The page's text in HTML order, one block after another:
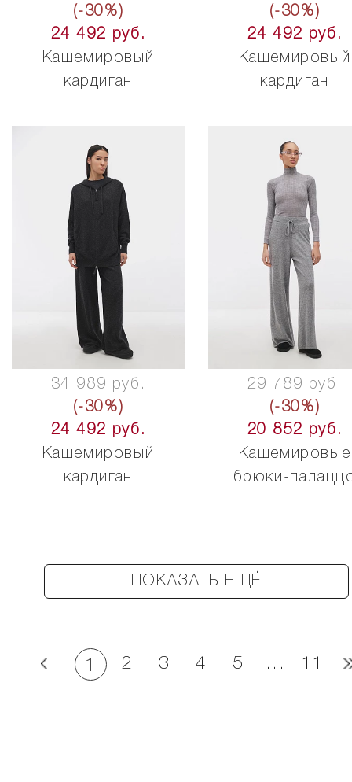
(-30%)
24 492 руб.
Кашемировый
кардиган
(-30%)
24 492 руб.
Кашемировый
кардиган
34 989 руб.
(-30%)
24 492 руб.
Кашемировый
кардиган
29 789 руб.
(-30%)
20 852 руб.
Кашемировые
брюки-
ПОКАЗАТЬ ЕЩЁ
1 2 3 4 5 ... 11